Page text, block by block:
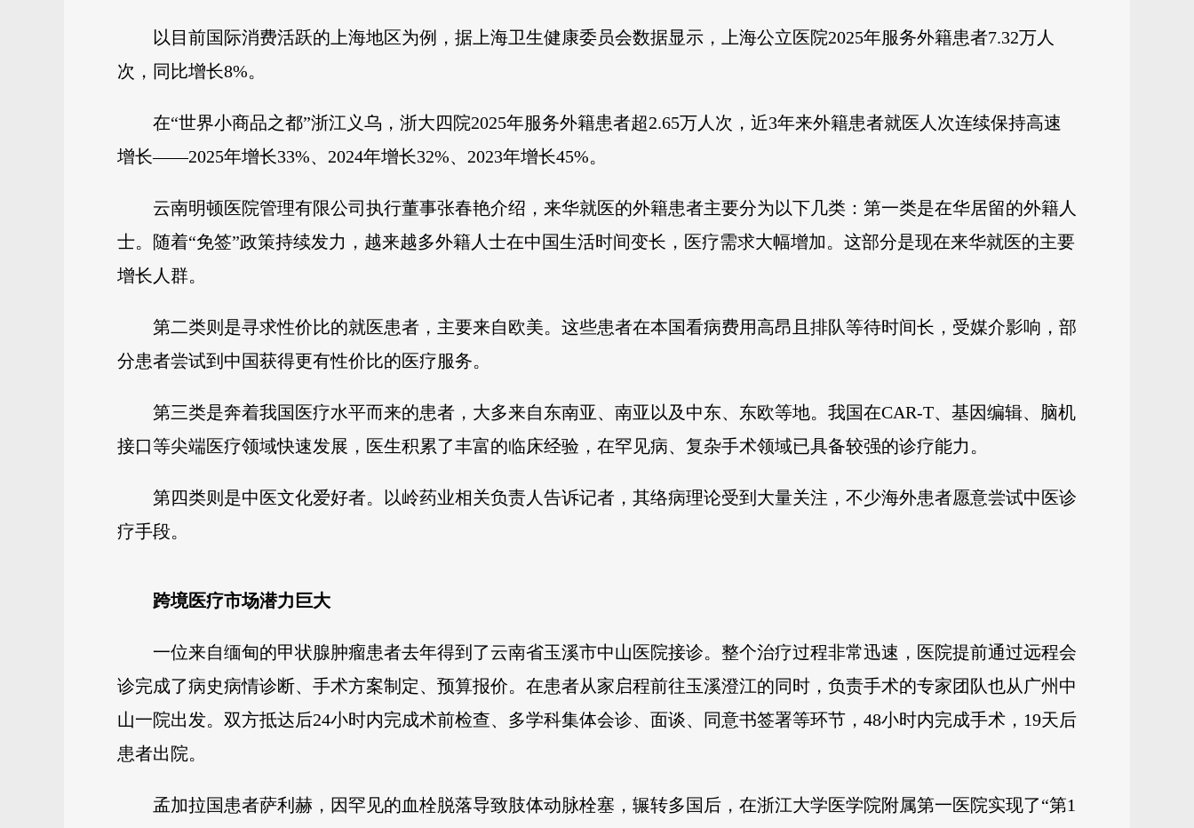
以目前国际消费活跃的上海地区为例，据上海卫生健康委员会数据显示，上海公立医院2025年服务外籍患者7.32万人
次，同比增长8%。
在“世界小商品之都”浙江义乌，浙大四院2025年服务外籍患者超2.65万人次，近3年来外籍患者就医人次连续保持高速
增长——2025年增长33%、2024年增长32%、2023年增长45%。
云南明顿医院管理有限公司执行董事张春艳介绍，来华就医的外籍患者主要分为以下几类：第一类是在华居留的外籍人
士。随着“免签”政策持续发力，越来越多外籍人士在中国生活时间变长，医疗需求大幅增加。这部分是现在来华就医的主要
增长人群。
第二类则是寻求性价比的就医患者，主要来自欧美。这些患者在本国看病费用高昂且排队等待时间长，受媒介影响，部
分患者尝试到中国获得更有性价比的医疗服务。
第三类是奔着我国医疗水平而来的患者，大多来自东南亚、南亚以及中东、东欧等地。我国在CAR-T、基因编辑、脑机
接口等尖端医疗领域快速发展，医生积累了丰富的临床经验，在罕见病、复杂手术领域已具备较强的诊疗能力。
第四类则是中医文化爱好者。以岭药业相关负责人告诉记者，其络病理论受到大量关注，不少海外患者愿意尝试中医诊
疗手段。
跨境医疗市场潜力巨大
一位来自缅甸的甲状腺肿瘤患者去年得到了云南省玉溪市中山医院接诊。整个治疗过程非常迅速，医院提前通过远程会
诊完成了病史病情诊断、手术方案制定、预算报价。在患者从家启程前往玉溪澄江的同时，负责手术的专家团队也从广州中
山一院出发。双方抵达后24小时内完成术前检查、多学科集体会诊、面谈、同意书签署等环节，48小时内完成手术，19天后
患者出院。
孟加拉国患者萨利赫，因罕见的血栓脱落导致肢体动脉栓塞，辗转多国后，在浙江大学医学院附属第一医院实现了“第1